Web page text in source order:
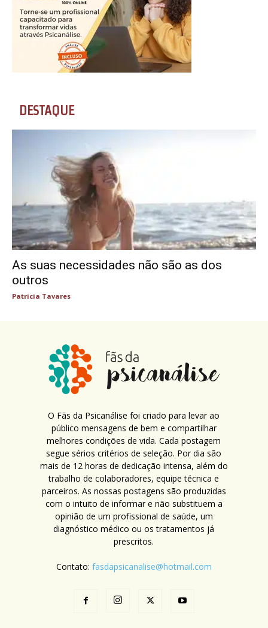
DESTAQUE
As suas necessidades não são as dos
outros
Patricia Tavares
O Fãs da Psicanálise foi criado para levar ao
público mensagens de bem e compartilhar
melhores condições de vida. Cada postagem
segue sérios critérios de seleção. Por dia são
mais de 12 horas de dedicação intensa, além do
trabalho de colaboradores, equipe técnica e
parceiros. As nossas postagens são produzidas
com o intuito de informar e não substituem a
opinião de um profissional de saúde, um
diagnóstico médico ou os tratamentos já
prescritos.
Contato: fasdapsicanalise@hotmail.com